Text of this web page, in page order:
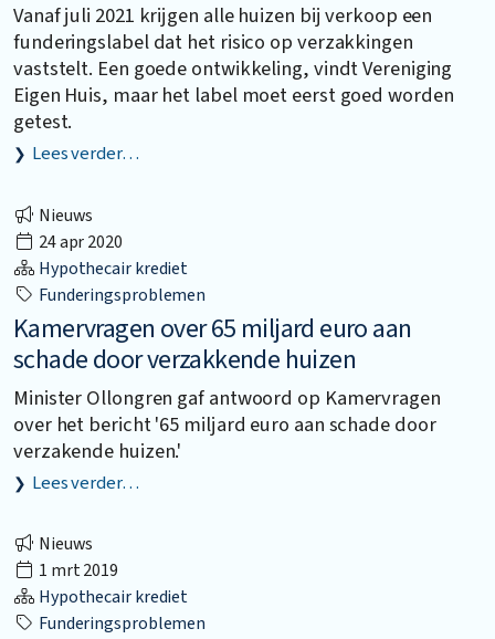
Vanaf juli 2021 krijgen alle huizen bij verkoop een
funderingslabel dat het risico op verzakkingen
vaststelt. Een goede ontwikkeling, vindt Vereniging
Eigen Huis, maar het label moet eerst goed worden
getest.
Lees verder…
Nieuws
24 apr 2020
Hypothecair krediet
Funderingsproblemen
Kamervragen over 65 miljard euro aan
schade door verzakkende huizen
Minister Ollongren gaf antwoord op Kamervragen
over het bericht '65 miljard euro aan schade door
verzakende huizen.'
Lees verder…
Nieuws
1 mrt 2019
Hypothecair krediet
Funderingsproblemen